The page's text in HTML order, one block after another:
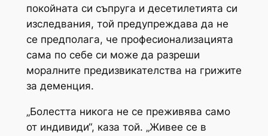
покойната си съпруга и десетилетията си
изследвания, той предупреждава да не
се предполага, че професионализацията
сама по себе си може да разреши
моралните предизвикателства на грижите
за деменция.
„Болестта никога не се преживява само
от индивиди“, каза той. „Живее се в